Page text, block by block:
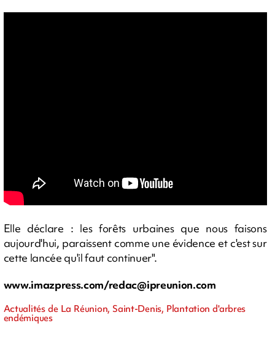
Elle déclare : les forêts urbaines que nous faisons
aujourd'hui, paraissent comme une évidence et c'est sur
cette lancée qu'il faut continuer".
www.imazpress.com/redac@ipreunion.com
Actualités de La Réunion, Saint-Denis, Plantation d'arbres
endémiques